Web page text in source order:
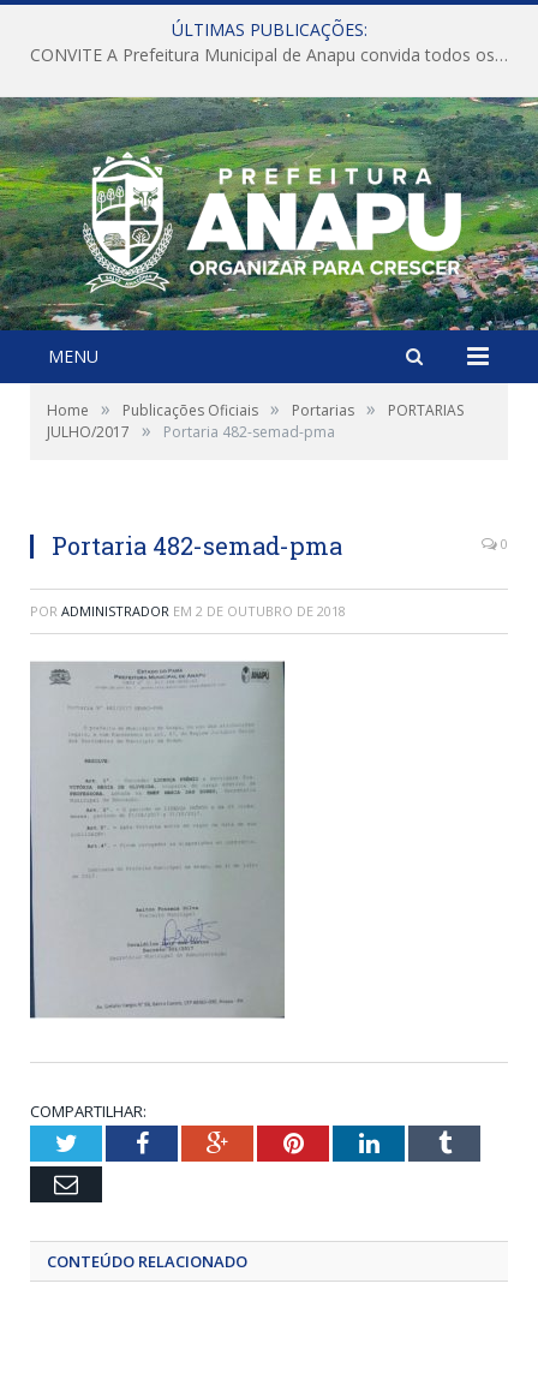
ÚLTIMAS PUBLICAÇÕES:
CONVITE A Prefeitura Municipal de Anapu convida todos os servidores públicos municipais para participarem da Audiência Pública de discussão da Lei de Diretrizes Orçamentárias (LDO), importante instrumento de planejamento das ações e investimentos da Administração Pública para o próximo exercício financeiro.
MENU
Home » Publicações Oficiais » Portarias »
PORTARIAS
JULHO/2017
» Portaria 482-semad-pma
Portaria 482-semad-pma 0
POR ADMINISTRADOR EM 2 DE OUTUBRO DE 2018
COMPARTILHAR:
TwitterFacebookGoogle+PinterestLinkedInTumblr
Email
CONTEÚDO RELACIONADO